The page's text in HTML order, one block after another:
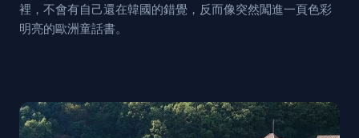
裡，不會有自己還在韓國的錯覺，反而像突然闖進一頁色彩
明亮的歐洲童話書。